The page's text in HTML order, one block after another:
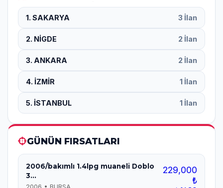
1. SAKARYA 3 İlan
2. NİGDE 2 İlan
3. ANKARA 2 İlan
4. İZMİR 1 İlan
5. İSTANBUL 1 İlan
GÜNÜN FIRSATLARI
2006/bakımlı 1.4lpg muaneli Doblo
3...
229,000
₺